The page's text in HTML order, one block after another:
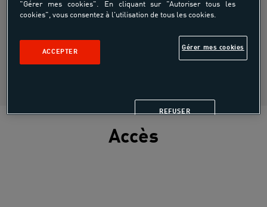
Piscine Roger Le Gall
Accès
"Gérer mes cookies". En cliquant sur "Autoriser tous les
cookies", vous consentez à l'utilisation de tous les cookies.
Gérer mes cookies
REFUSER
ACCEPTER